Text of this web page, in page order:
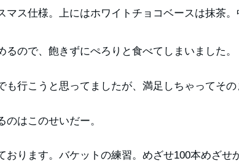
マス仕様。上にはホワイトチョコベースは抹茶
るので、飽きずにぺろりと食べてしまいました。
も行こうと思ってましたが、満足しちゃってその
のはこのせいだー。
おります。バケットの練習。めざせ100本めざせ